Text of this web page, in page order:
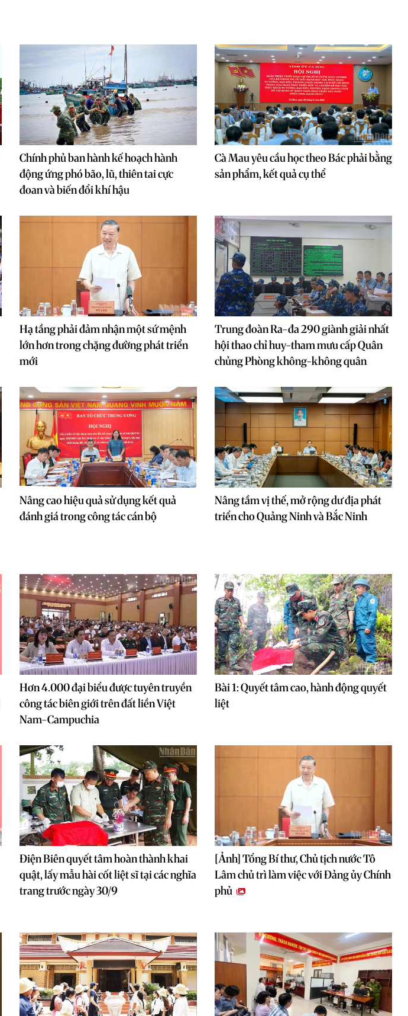
Chính phủ ban hành kế hoạch hành
động ứng phó bão, lũ, thiên tai cực
đoan và biến đổi khí hậu
Cà Mau yêu cầu học theo Bác phải bằng
sản phẩm, kết quả cụ thể
Hạ tầng phải đảm nhận một sứ mệnh
lớn hơn trong chặng đường phát triển
mới
Trung đoàn Ra-đa 290 giành giải nhất
hội thao chỉ huy-tham mưu cấp Quân
chủng Phòng không-không quân
Nâng cao hiệu quả sử dụng kết quả
đánh giá trong công tác cán bộ
Nâng tầm vị thế, mở rộng dư địa phát
triển cho Quảng Ninh và Bắc Ninh
Hơn 4.000 đại biểu được tuyên truyền
công tác biên giới trên đất liền Việt
Nam-Campuchia
Bài 1: Quyết tâm cao, hành động quyết
liệt
Điện Biên quyết tâm hoàn thành khai
quật, lấy mẫu hài cốt liệt sĩ tại các nghĩa
trang trước ngày 30/9
[Ảnh] Tổng Bí thư, Chủ tịch nước Tô
Lâm chủ trì làm việc với Đảng ủy Chính
phủ